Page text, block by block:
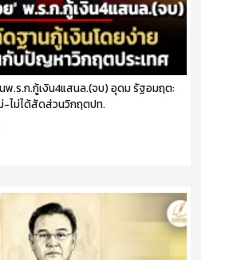
พ.ร.ก.กู้เงิน4แสนล.(จบ) อุดม รัฐอมฤต:
-ไม่ได้สัดส่วนวิกฤตปท.